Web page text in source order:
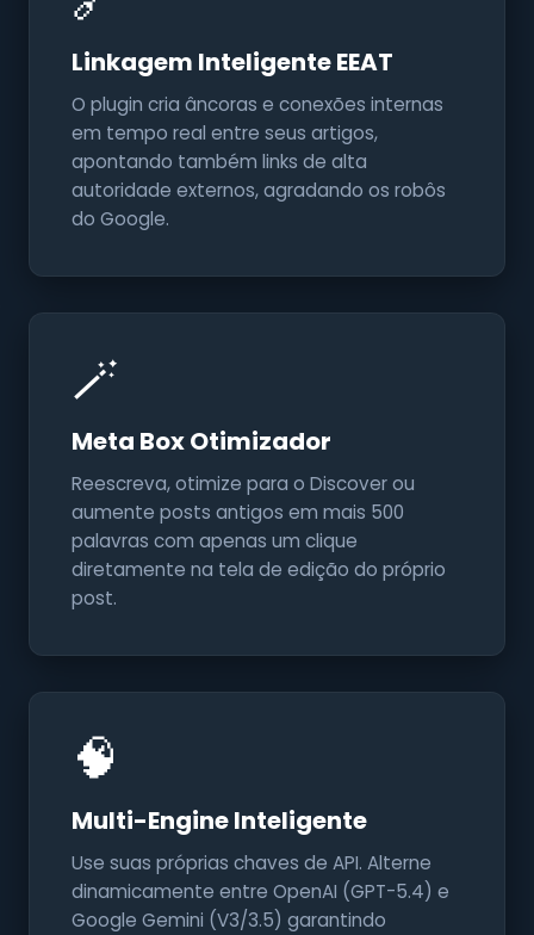
Linkagem Inteligente EEAT
O plugin cria âncoras e conexões internas
em tempo real entre seus artigos,
apontando também links de alta
autoridade externos, agradando os robôs
do Google.
🪄
Meta Box Otimizador
Reescreva, otimize para o Discover ou
aumente posts antigos em mais 500
palavras com apenas um clique
diretamente na tela de edição do próprio
post.
🧠
Multi-Engine Inteligente
Use suas próprias chaves de API. Alterne
dinamicamente entre OpenAI (GPT-5.4) e
Google Gemini (V3/3.5) garantindo